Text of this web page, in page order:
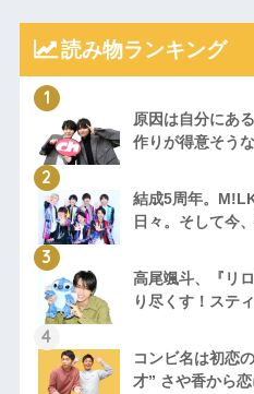
読み物ランキング
原因は自分にあ
作りが得意そう
結成5周年。
日々。そして今
高尾颯斗、『リ
り尽くす！ステ
コンビ名は初恋
才” さや香から